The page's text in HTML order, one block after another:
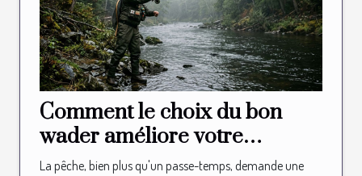
Comment le choix du bon
wader améliore votre
expérience de pêche ?
La pêche, bien plus qu'un passe-temps, demande une